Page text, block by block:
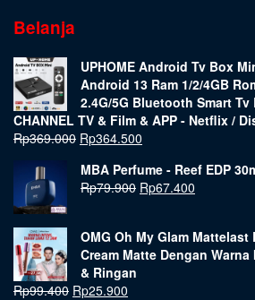
Belanja
UPHOME Android Tv Box
Android 13 Ram 1/2/4GB
2.4G/5G Bluetooth Smart
CHANNEL TV & Film & APP - Netflix /
Rp369.000 Rp364.500
MBA Perfume - Reef EDP
Rp79.900 Rp67.400
OMG Oh My Glam Mattelast
Cream Matte Dengan
& Ringan
Rp99.400 Rp25.900